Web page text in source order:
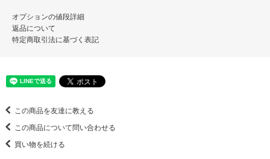
オプションの値段詳細
返品について
特定商取引法に基づく表記
この商品を友達に教える
この商品について問い合わせる
買い物を続ける